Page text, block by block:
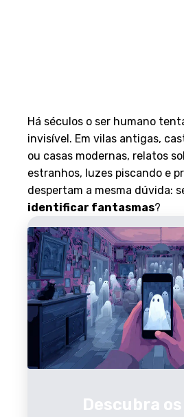
Há séculos o ser humano
invisível. Em vilas antigas,
ou casas modernas, relatos
estranhos, luzes piscando e
despertam a mesma dúvida:
identificar fantasmas?
Descubra